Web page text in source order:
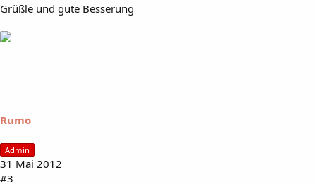
Grüßle und gute Besserung
Rumo
Admin
31 Mai 2012
#3